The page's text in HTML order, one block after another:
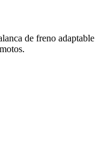
de freno adaptable